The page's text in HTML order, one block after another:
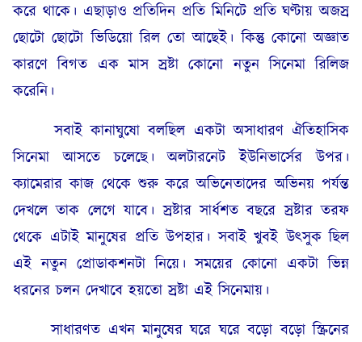
করে থাকে। এছাড়াও প্রতিদিন প্রতি মিনিটে প্রতি ঘণ্টায় অজস্র
ছোটো ছোটো ভিডিয়ো রিল তো আছেই। কিন্তু কোনো অজ্ঞাত
কারণে বিগত এক মাস স্রষ্টা কোনো নতুন সিনেমা রিলিজ
করেনি।
সবাই কানাঘুষো বলছিল একটা অসাধারণ ঐতিহাসিক
সিনেমা আসতে চলেছে। অলটারনেট ইউনিভার্সের উপর।
ক্যামেরার কাজ থেকে শুরু করে অভিনেতাদের অভিনয় পর্যন্ত
দেখলে তাক লেগে যাবে। স্রষ্টার সার্ধশত বছরে স্রষ্টার তরফ
থেকে এটাই মানুষের প্রতি উপহার। সবাই খুবই উৎসুক ছিল
এই নতুন প্রোডাকশনটা নিয়ে। সময়ের কোনো একটা ভিন্ন
ধরনের চলন দেখাবে হয়তো স্রষ্টা এই সিনেমায়।
সাধারণত এখন মানুষের ঘরে ঘরে বড়ো বড়ো স্ক্রিনের